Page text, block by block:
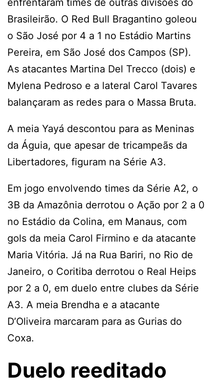
enfrentaram times de outras divisões do
Brasileirão. O Red Bull Bragantino goleou
o São José por 4 a 1 no Estádio Martins
Pereira, em São José dos Campos (SP).
As atacantes Martina Del Trecco (dois) e
Mylena Pedroso e a lateral Carol Tavares
balançaram as redes para o Massa Bruta.
A meia Yayá descontou para as Meninas
da Águia, que apesar de tricampeãs da
Libertadores, figuram na Série A3.
Em jogo envolvendo times da Série A2, o
3B da Amazônia derrotou o Ação por 2 a 0
no Estádio da Colina, em Manaus, com
gols da meia Carol Firmino e da atacante
Maria Vitória. Já na Rua Bariri, no Rio de
Janeiro, o Coritiba derrotou o Real Heips
por 2 a 0, em duelo entre clubes da Série
A3. A meia Brendha e a atacante
D’Oliveira marcaram para as Gurias do
Coxa.
Duelo reeditado